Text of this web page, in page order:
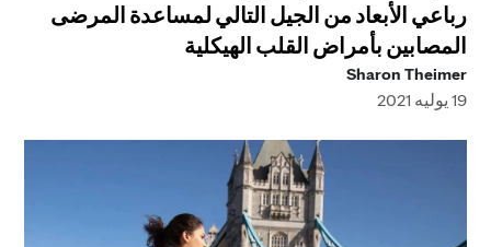
رباعي الأبعاد من الجيل التالي لمساعدة المرضى
المصابين بأمراض القلب الهيكلية
Sharon Theimer
19 يوليه 2021